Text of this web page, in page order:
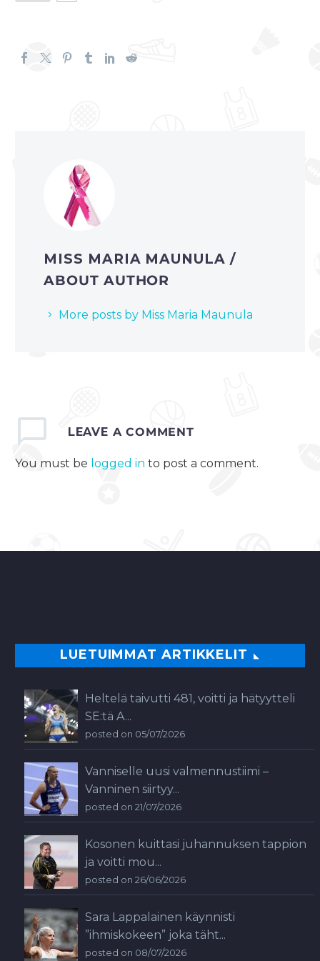
MISS MARIA MAUNULA/
ABOUT AUTHOR
More posts by Miss Maria Maunula
LEAVE A COMMENT
You must be logged in to post a comment.
LUETUIMMAT ARTIKKELIT
Heltelä taivutti 481, voitti ja hätyytteli
SE:tä A...
posted on 05/07/2026
Vanniselle uusi valmennustiimi –
Vanninen siirtyy...
posted on 21/07/2026
Kosonen kuittasi juhannuksen tappion
ja voitti mou...
posted on 26/06/2026
Sara Lappalainen käynnisti
”ihmiskokeen” joka täht...
posted on 08/07/2026